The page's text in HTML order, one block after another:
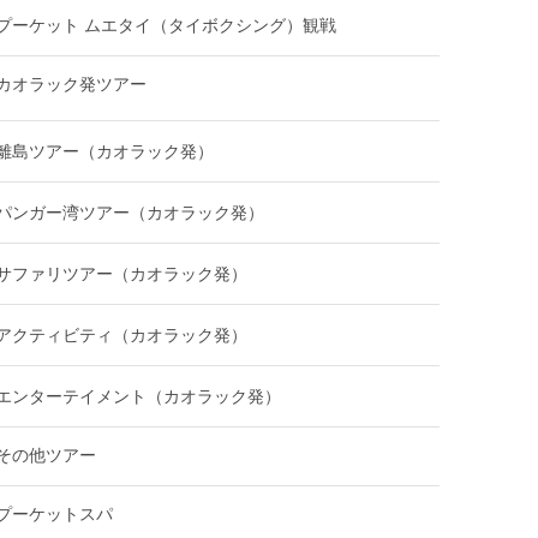
ーケット ムエタイ（タイボクシング）観戦
オラック発ツアー
島ツアー（カオラック発）
ンガー湾ツアー（カオラック発）
ファリツアー（カオラック発）
クティビティ（カオラック発）
ンターテイメント（カオラック発）
の他ツアー
ーケットスパ